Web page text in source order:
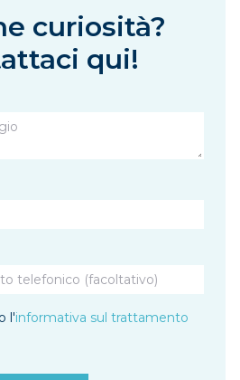
curiosità?
qui!
l'informativa sul trattamento